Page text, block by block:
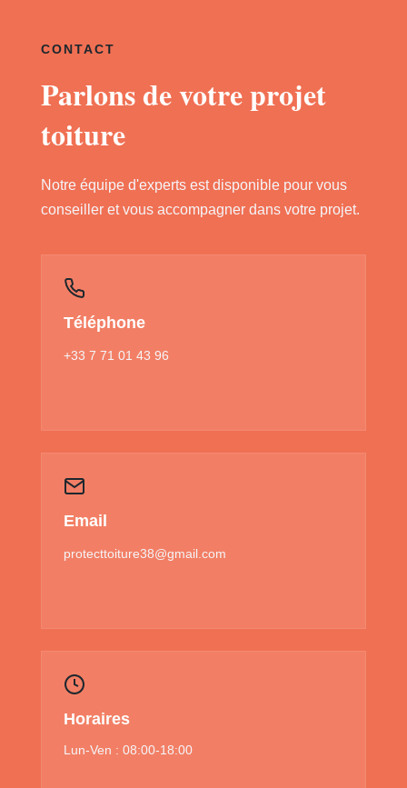
CONTACT
Parlons de votre projet
toiture
Notre équipe d'experts est disponible pour vous
conseiller et vous accompagner dans votre projet.
Téléphone
+33 7 71 01 43 96
Email
protecttoiture38@gmail.com
Horaires
Lun-Ven : 08:00-18:00